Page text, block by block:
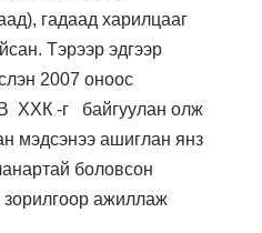
гадаад харилцааг
Тэрээр эдгээр
2007 оноос
ХХК -г байгуулан олж
мэдсэнээ ашиглан янз
боловсон
зорилгоор ажиллаж